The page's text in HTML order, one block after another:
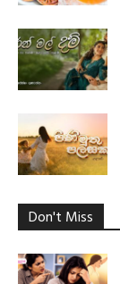
Don't Miss